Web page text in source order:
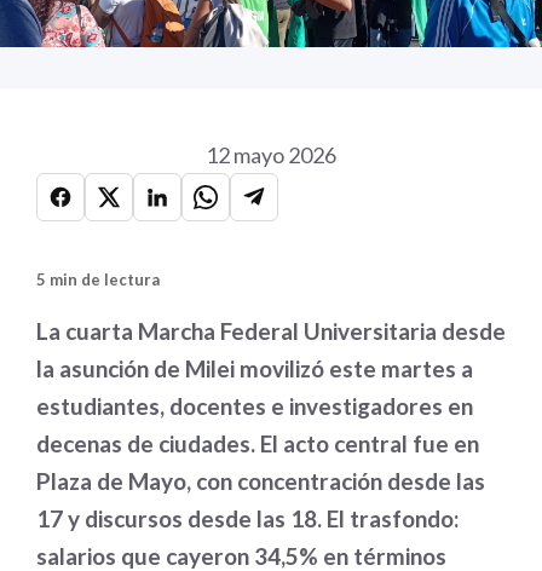
12 mayo 2026
5 min de lectura
La cuarta Marcha Federal Universitaria desde
la asunción de Milei movilizó este martes a
estudiantes, docentes e investigadores en
decenas de ciudades. El acto central fue en
Plaza de Mayo, con concentración desde las
17 y discursos desde las 18. El trasfondo:
salarios que cayeron 34,5% en términos